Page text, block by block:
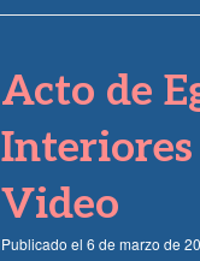
Acto de
Interiores
Video
Publicado el6 de marzo de